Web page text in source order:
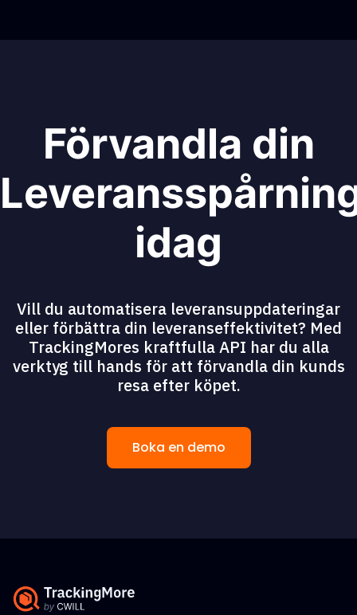
Förvandla din
idag
Vill du automatisera leveransuppdateringar
eller förbättra din leveranseffektivitet? Med
TrackingMores kraftfulla API har du alla
verktyg till hands för att förvandla din kunds
resa efter köpet.
Boka en demo